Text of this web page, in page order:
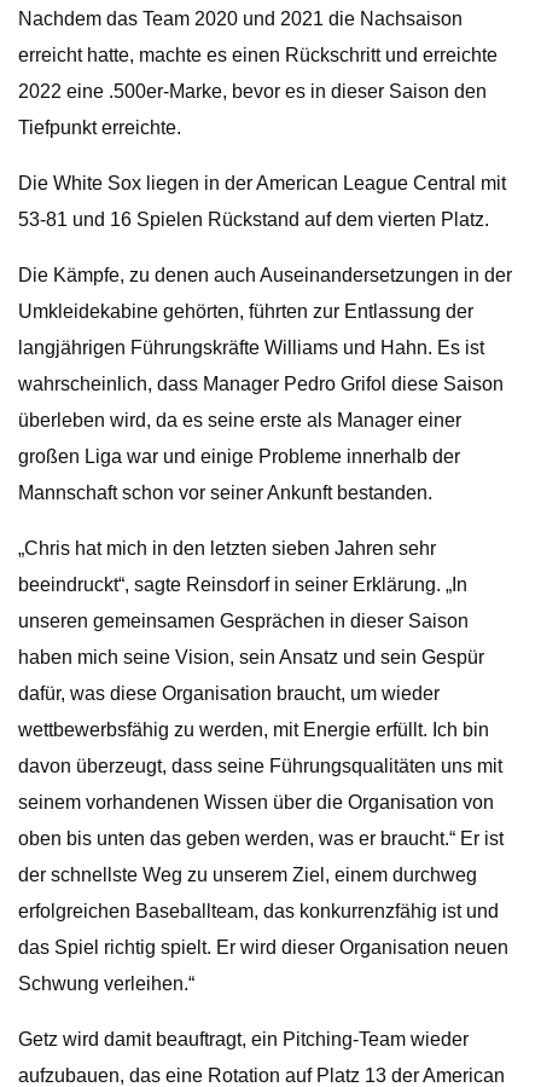
Nachdem das Team 2020 und 2021 die Nachsaison
erreicht hatte, machte es einen Rückschritt und erreichte
2022 eine .500er-Marke, bevor es in dieser Saison den
Tiefpunkt erreichte.
Die White Sox liegen in der American League Central mit
53-81 und 16 Spielen Rückstand auf dem vierten Platz.
Die Kämpfe, zu denen auch Auseinandersetzungen in der
Umkleidekabine gehörten, führten zur Entlassung der
langjährigen Führungskräfte Williams und Hahn. Es ist
wahrscheinlich, dass Manager Pedro Grifol diese Saison
überleben wird, da es seine erste als Manager einer
großen Liga war und einige Probleme innerhalb der
Mannschaft schon vor seiner Ankunft bestanden.
„Chris hat mich in den letzten sieben Jahren sehr
beeindruckt“, sagte Reinsdorf in seiner Erklärung. „In
unseren gemeinsamen Gesprächen in dieser Saison
haben mich seine Vision, sein Ansatz und sein Gespür
dafür, was diese Organisation braucht, um wieder
wettbewerbsfähig zu werden, mit Energie erfüllt. Ich bin
davon überzeugt, dass seine Führungsqualitäten uns mit
seinem vorhandenen Wissen über die Organisation von
oben bis unten das geben werden, was er braucht.“ Er ist
der schnellste Weg zu unserem Ziel, einem durchweg
erfolgreichen Baseballteam, das konkurrenzfähig ist und
das Spiel richtig spielt. Er wird dieser Organisation neuen
Schwung verleihen.“
Getz wird damit beauftragt, ein Pitching-Team wieder
aufzubauen, das eine Rotation auf Platz 13 der American